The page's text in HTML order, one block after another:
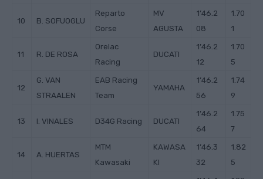
10 B. SOFUOGLU
Reparto
Corse
MV
AGUSTA
1’46.2
08
1.70
1
11 R. DE ROSA
Orelac
Racing
DUCATI
1’46.2
12
1.70
5
12
G. VAN
STRAALEN
EAB Racing
Team
YAMAHA
1’46.2
56
1.74
9
13 I. VINALES D34G Racing DUCATI
1’46.2
64
1.75
7
14 A. HUERTAS
MTM
Kawasaki
KAWASA
KI
1’46.3
32
1.82
5